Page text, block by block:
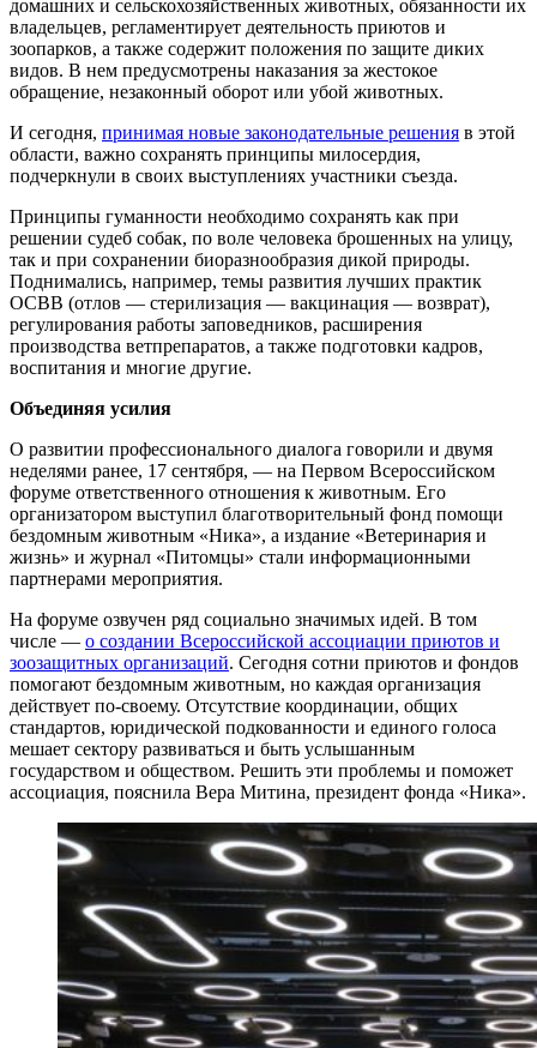
домашних и сельскохозяйственных животных, обязанности их
владельцев, регламентирует деятельность приютов и
зоопарков, а также содержит положения по защите диких
видов. В нем предусмотрены наказания за жестокое
обращение, незаконный оборот или убой животных.
И сегодня, принимая новые законодательные решения в этой
области, важно сохранять принципы милосердия,
подчеркнули в своих выступлениях участники съезда.
Принципы гуманности необходимо сохранять как при
решении судеб собак, по воле человека брошенных на улицу,
так и при сохранении биоразнообразия дикой природы.
Поднимались, например, темы развития лучших практик
ОСВВ (отлов — стерилизация — вакцинация — возврат),
регулирования работы заповедников, расширения
производства ветпрепаратов, а также подготовки кадров,
воспитания и многие другие.
Объединяя усилия
О развитии профессионального диалога говорили и двумя
неделями ранее, 17 сентября, — на Первом Всероссийском
форуме ответственного отношения к животным. Его
организатором выступил благотворительный фонд помощи
бездомным животным «Ника», а издание «Ветеринария и
жизнь» и журнал «Питомцы» стали информационными
партнерами мероприятия.
На форуме озвучен ряд социально значимых идей. В том
числе — о создании Всероссийской ассоциации приютов и
зоозащитных организаций. Сегодня сотни приютов и фондов
помогают бездомным животным, но каждая организация
действует по-своему. Отсутствие координации, общих
стандартов, юридической подкованности и единого голоса
мешает сектору развиваться и быть услышанным
государством и обществом. Решить эти проблемы и поможет
ассоциация, пояснила Вера Митина, президент фонда «Ника».